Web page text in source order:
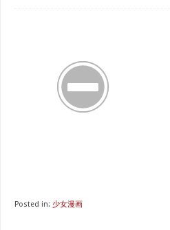
Posted in: 少女漫画